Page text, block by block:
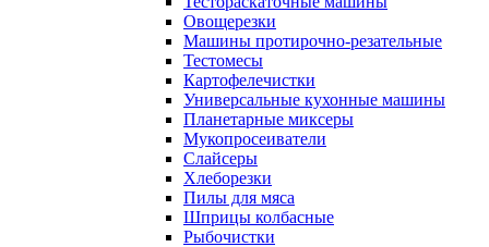
Овощерезки
Машины протирочно-резательные
Тестомесы
Картофелечистки
Универсальные кухонные машины
Планетарные миксеры
Мукопросеиватели
Слайсеры
Хлеборезки
Пилы для мяса
Шприцы колбасные
Рыбочистки